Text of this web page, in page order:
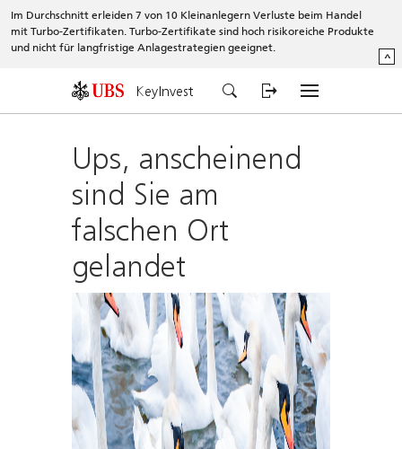
Im Durchschnitt erleiden 7 von 10 Kleinanlegern Verluste beim Handel
mit Turbo-Zertifikaten. Turbo-Zertifikate sind hoch risikoreiche Produkte
und nicht für langfristige Anlagestrategien geeignet.
^
KeyInvest
Ups, anscheinend
sind Sie am
falschen Ort
gelandet